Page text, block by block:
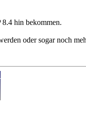
hin bekommen.
oder sogar noch